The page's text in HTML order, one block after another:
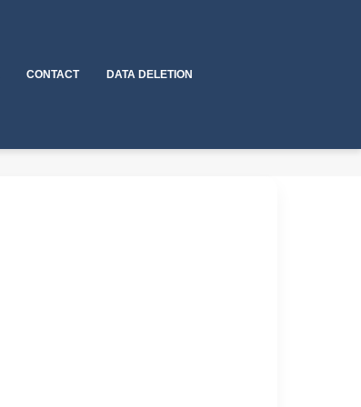
CONTACT DATA DELETION